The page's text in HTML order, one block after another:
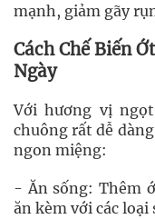
mạnh, giảm gãy
Cách Chế Biến
Ngày
Với hương vị
chuông rất dễ
ngon miệng:
- Ăn sống: Thêm
ăn kèm với các loại